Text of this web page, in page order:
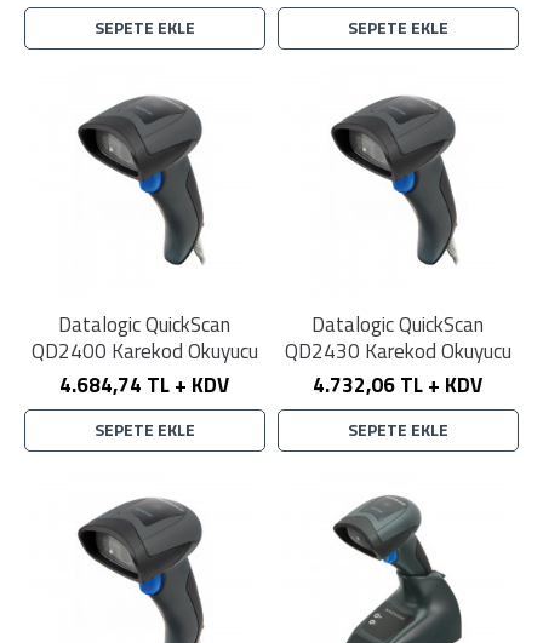
SEPETE EKLE SEPETE EKLE
Datalogic QuickScan
QD2400 Karekod Okuyucu
4.684,74 TL + KDV
SEPETE EKLE
Datalogic QuickScan
QD2430 Karekod Okuyucu
4.732,06 TL + KDV
SEPETE EKLE